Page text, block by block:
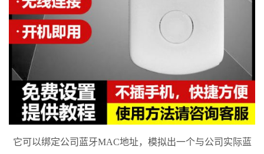
它可以绑定公司蓝牙MAC地址，模拟出一个与公司实际蓝